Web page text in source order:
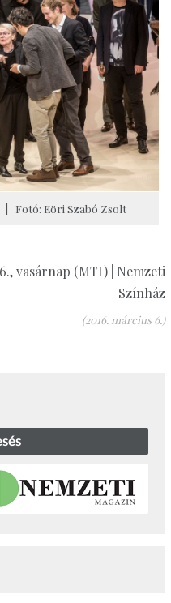
Fotó: Eöri Szabó Zsolt
vasárnap (MTI) | Nemzeti
Színház
(2016. március 6.)